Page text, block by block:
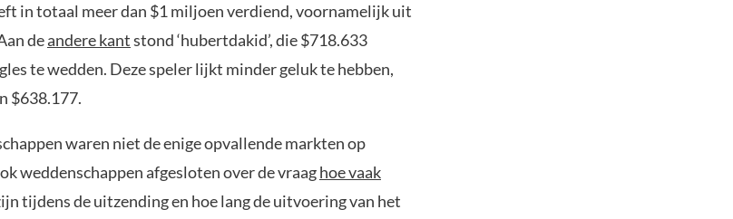
in totaal meer dan $1 miljoen verdiend, voornamelijk uit
deandere kantstond ‘hubertdakid’, die $718.633
te wedden. Deze speler lijkt minder geluk te hebben,
$638.177.
waren niet de enige opvallende markten op
weddenschappen afgesloten over de vraaghoe vaak
tijdens de uitzending en hoe lang de uitvoering van het